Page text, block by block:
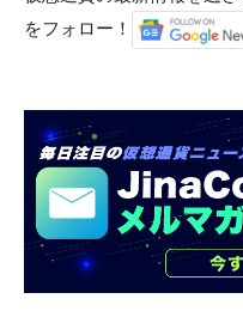
をフォロー！